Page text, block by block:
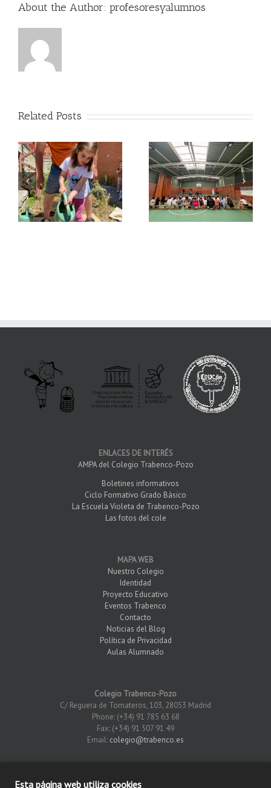
About the Author: profesoresyalumnos
Related Posts
🎩 Magia en el
Trabenco✨
Infantil recolecta🪴
ENLACES DE INTERÉS
AMPA del Colegio Trabenco-Pozo
Boletines informativos
Ciclo Formativo Grado Básico
La Escuela Violeta de Trabenco-Pozo
Las fotos del cole
MAPA WEB
Nuestro Colegio
Identidad
Proyecto Educativo
Eventos Trabenco
Contacto
Noticias del Blog
Política de Privacidad
Aulas Alumnado
Colegio Trabenco-Pozo
C/ Reguera de Tomateros, 103, 28053 Madrid
Phone: (+34) 91 785 63 68
Fax: (+34) 91 507 91 49
Email: colegio@trabenco.es
Esta página web utiliza cookies